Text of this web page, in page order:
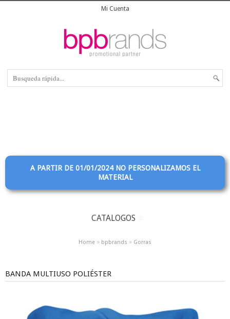
Mi Cuenta
A PARTIR DE 01/01/2024 NO PERSONALIZAMOS EL
MATERIAL
CATALOGOS
Home » bpbrands » Gorras
BANDA MULTIUSO POLIÉSTER